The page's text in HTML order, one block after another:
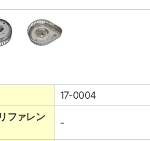
17-0004
ファレン
-